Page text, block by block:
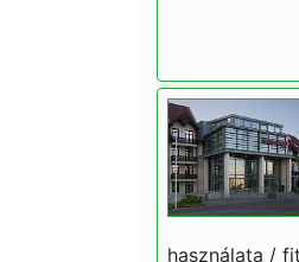
használata /